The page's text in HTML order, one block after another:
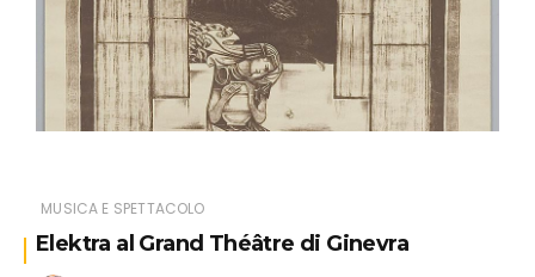
MUSICA E SPETTACOLO
Elektra al Grand Théâtre di Ginevra